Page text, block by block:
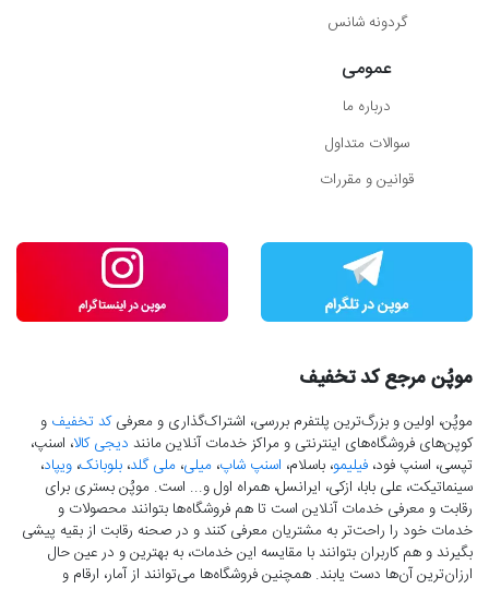
گردونه شانس
عمومی
درباره ما
سوالات متداول
قوانین و مقررات
موپُن مرجع کد تخفیف
موپُن، اولین و بزرگ‌ترین پلتفرم بررسی، اشتراک‌گذاری و معرفیکد تخفیف و
کوپن‌های فروشگاه‌های اینترنتی و مراکز خدمات آنلاین مانند دیجی کالا، اسنپ،
تپسی، اسنپ فود، فیلیمو، باسلام، اسنپ شاپ، میلی، ملی گلد، بلوبانک، ویپاد،
سینماتیکت، علی بابا، ازکی، ایرانسل، همراه اول و... است. موپُن بستری برای
رقابت و معرفی خدمات آنلاین است تا هم فروشگاه‌ها بتوانند محصولات و
خدمات خود را راحت‌تر به مشتریان معرفی کنند و در صحنه رقابت از بقیه پیشی
بگیرند و هم کاربران بتوانند با مقایسه این خدمات، به بهترین و در عین حال
ارزان‌ترین آن‌ها دست‌ یابند. همچنین فروشگاه‌ها می‌توانند از آمار، ارقام و